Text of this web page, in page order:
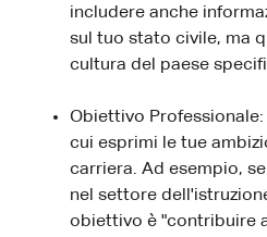
includere anche
sul tuo stato civile, ma
cultura del paese
Obiettivo Professionale:
cui esprimi le tue
carriera. Ad esempio,
nel settore
obiettivo è "contribuire